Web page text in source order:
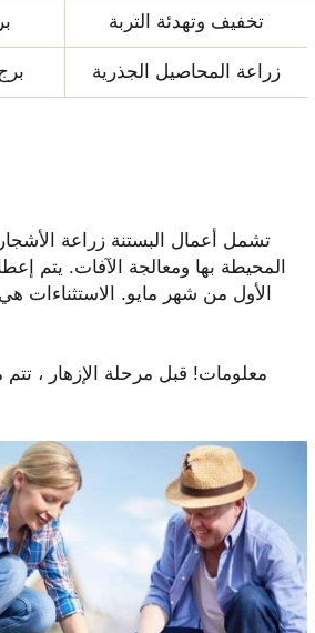
تخفيف وتهدئة التربة
برج زراعة المحاصيل الجذرية
تشمل أعمال البستنة زراعة
المحيطة بها ومعالجة الآفات. يتم
الأول من شهر مايو. الاستثناءات هي
معلومات! قبل مرحلة الإزهار ،